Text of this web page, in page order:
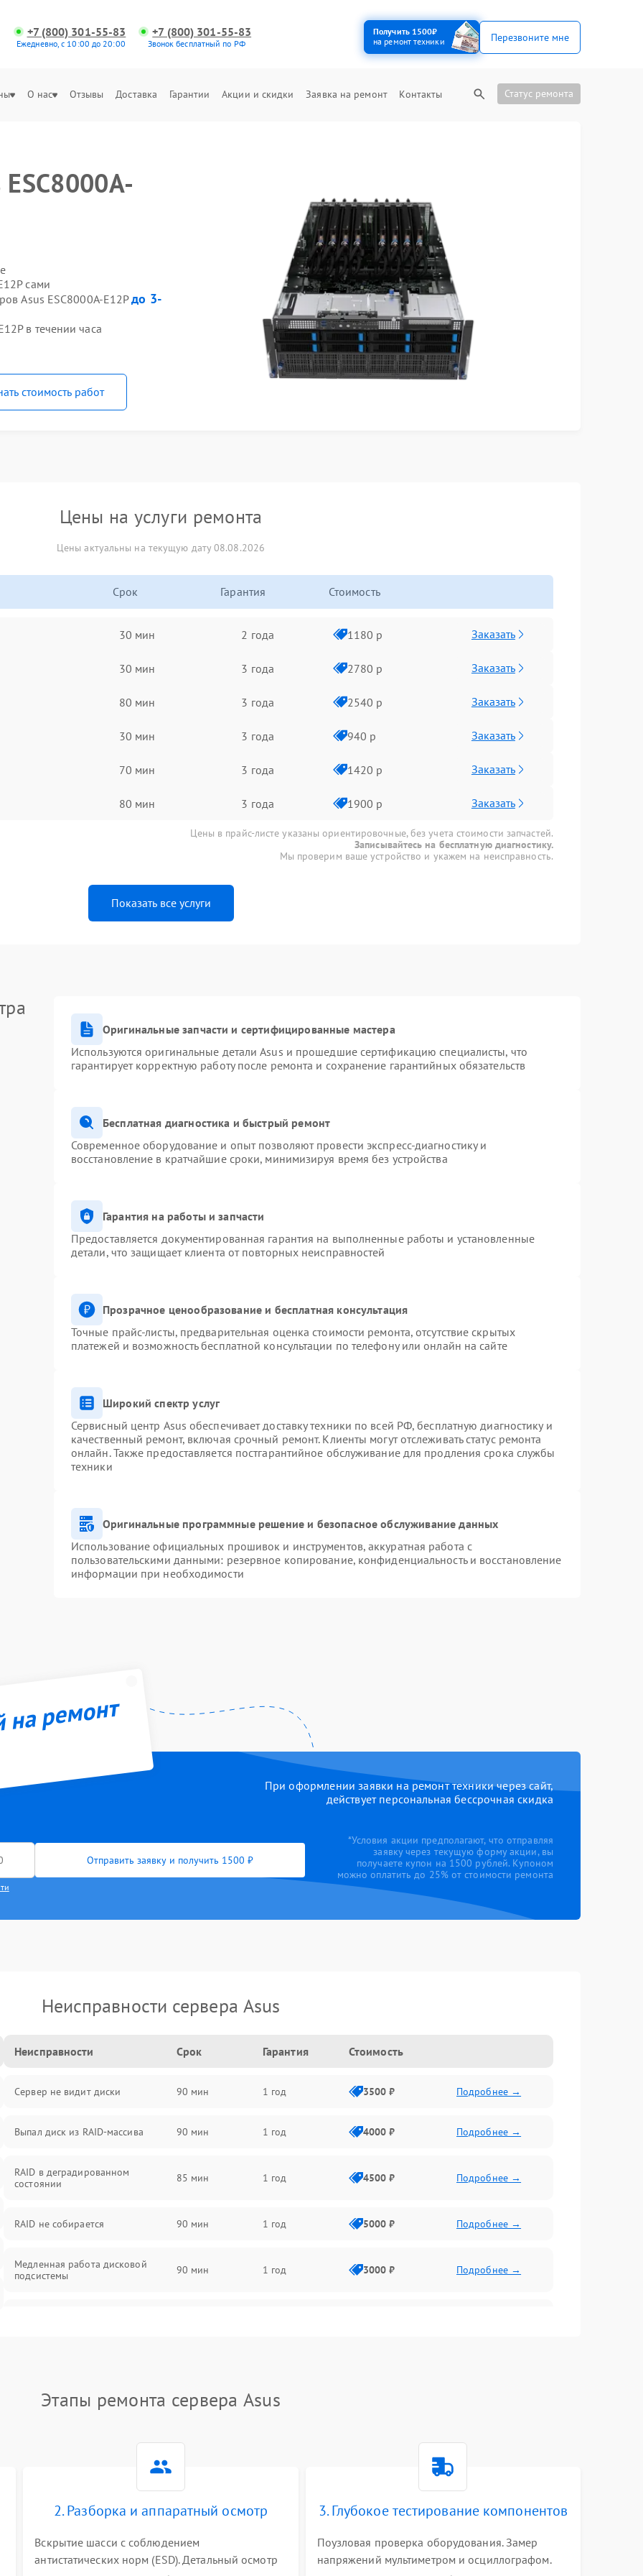
+7 (800) 301-55-83
Ежедневно, с 10:00 до 20:00
+7 (800) 301-55-83
Звонок бесплатный по РФ
Получить 1500₽
на ремонт техники
Перезвоните мне
О нас Отзывы Доставка Гарантии Акции и скидки Заявка на ремонт Контакты Статус ремонта
сами
Asus ESC8000A-E12Pдо 3-
в течении часа
стоимость работ
Цены на услуги ремонта
Цены актуальны на текущую дату 08.08.2026
Срок Гарантия Стоимость
30 мин 2 года 1180 р Заказать
30 мин 3 года 2780 р Заказать
80 мин 3 года 2540 р Заказать
30 мин 3 года 940 р Заказать
70 мин 3 года 1420 р Заказать
80 мин 3 года 1900 р Заказать
Цены в прайс-листе указаны ориентировочные, без учета стоимости запчастей.
Записывайтесь на бесплатную диагностику.
Мы проверим ваше устройство и укажем на неисправность.
Показать все услуги
Оригинальные запчасти и сертифицированные мастера
Используются оригинальные детали Asus и прошедшие сертификацию специалисты, что
гарантирует корректную работу после ремонта и сохранение гарантийных обязательств
Бесплатная диагностика и быстрый ремонт
Современное оборудование и опыт позволяют провести экспресс-диагностику и
восстановление в кратчайшие сроки, минимизируя время без устройства
Гарантия на работы и запчасти
Предоставляется документированная гарантия на выполненные работы и установленные
детали, что защищает клиента от повторных неисправностей
Прозрачное ценообразование и бесплатная консультация
Точные прайс-листы, предварительная оценка стоимости ремонта, отсутствие скрытых
платежей и возможность бесплатной консультации по телефону или онлайн на сайте
Широкий спектр услуг
Сервисный центр Asus обеспечивает доставку техники по всей РФ, бесплатную диагностику и
качественный ремонт, включая срочный ремонт. Клиенты могут отслеживать статус ремонта
онлайн. Также предоставляется постгарантийное обслуживание для продления срока службы
техники
Оригинальные программные решение и безопасное обслуживание данных
Использование официальных прошивок и инструментов, аккуратная работа с
пользовательскими данными: резервное копирование, конфиденциальность и восстановление
информации при необходимости
ремонт
При оформлении заявки на ремонт техники через сайт,
действует персональная бессрочная скидка
Отправить заявку и получить 1500 ₽
*Условия акции предполагают, что отправляя
заявку через текущую форму акции, вы
получаете купон на 1500 рублей. Купоном
можно оплатить до 25% от стоимости ремонта
Неисправности сервера Asus
Неисправности Срок Гарантия Стоимость
Сервер не видит диски 90 мин 1 год 3500 ₽ Подробнее →
Выпал диск из RAID-массива 90 мин 1 год 4000 ₽ Подробнее →
RAID в деградированном
состоянии
85 мин 1 год 4500 ₽ Подробнее →
RAID не собирается 90 мин 1 год 5000 ₽ Подробнее →
Медленная работа дисковой
подсистемы
90 мин 1 год 3000 ₽ Подробнее →
Этапы ремонта сервера Asus
2. Разборка и аппаратный осмотр
Вскрытие шасси с соблюдением
антистатических норм (ESD). Детальный осмотр
3. Глубокое тестирование компонентов
Поузловая проверка оборудования. Замер
напряжений мультиметром и осциллографом.